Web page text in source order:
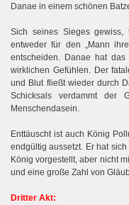
Danae in einem schönen
Sich seines Sieges
entweder für den „Mann
entscheiden. Danae hat
wirklichen Gefühlen. Der
und Blut fließt wieder durch
Schicksals verdammt der
Menschendasein.
Enttäuscht ist auch König
endgültig aussetzt. Er hat
König vorgestellt, aber nicht
und eine große Zahl von
Dritter Akt: